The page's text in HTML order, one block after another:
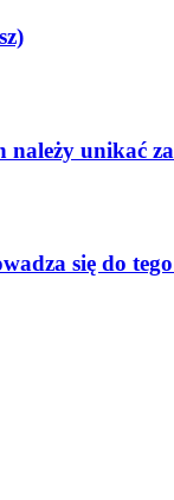
unikać za
się do